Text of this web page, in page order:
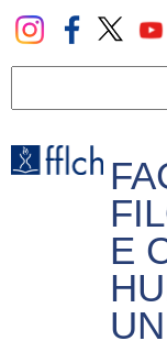
Pular
para
principal
E